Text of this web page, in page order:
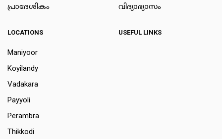
പ്രാദേശികം
വിദ്യാഭ്യാസം
LOCATIONS
Maniyoor
Koyilandy
Vadakara
Payyoli
Perambra
Thikkodi
USEFUL LINKS